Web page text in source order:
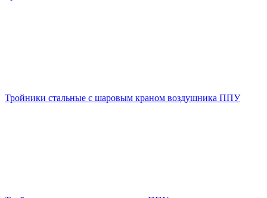
Тройники стальные с шаровым краном воздушника ППУ